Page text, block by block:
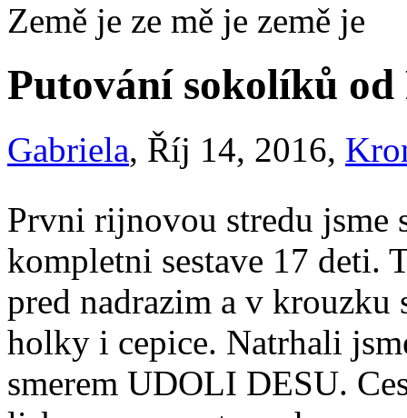
Země je ze mě je země je
Putování sokolíků od
Gabriela, Říj 14, 2016,
Prvni rijnovou stredu jsme
kompletni sestave 17 deti.
pred nadrazim a v
holky i cepice. Natrhali
smerem UDOLI DESU.